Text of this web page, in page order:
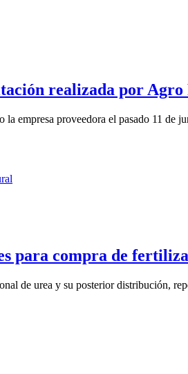
realizada por
empresa proveedora el pasado 11 de
para compra de
de urea y su posterior distribución,